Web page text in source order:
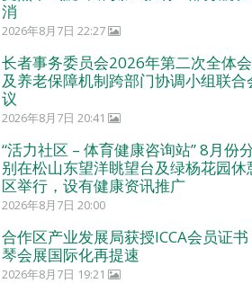
消
2026年8月7日 22:27
长者事务委员会2026年第二次全体
及养老保障机制跨部门协调小组联合
议
2026年8月7日 20:41
“活力社区 – 体育健康咨询站” 8月份
别在松山东望洋眺望台及绿杨花园休
区举行，设有健康资讯推广
2026年8月7日 20:00
合作区产业发展局获授ICCA会员证书
琴会展国际化再提速
2026年8月7日 19:21